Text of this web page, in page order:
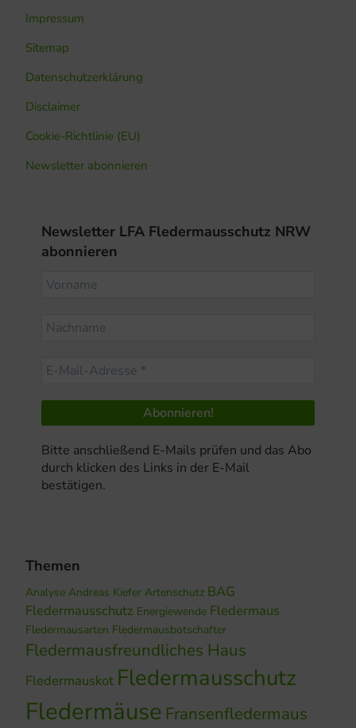
Impressum
Sitemap
Datenschutzerklärung
Disclaimer
Cookie-Richtlinie (EU)
Newsletter abonnieren
Newsletter LFA Fledermausschutz NRW
abonnieren
Bitte anschließend E-Mails prüfen und das Abo
durch klicken des Links in der E-Mail
bestätigen.
Themen
Analyse Andreas Kiefer Artenschutz BAG
Fledermausschutz Energiewende Fledermaus
Fledermausarten Fledermausbotschafter
Fledermausfreundliches Haus
Fledermauskot Fledermausschutz
Fledermäuse Fransenfledermaus